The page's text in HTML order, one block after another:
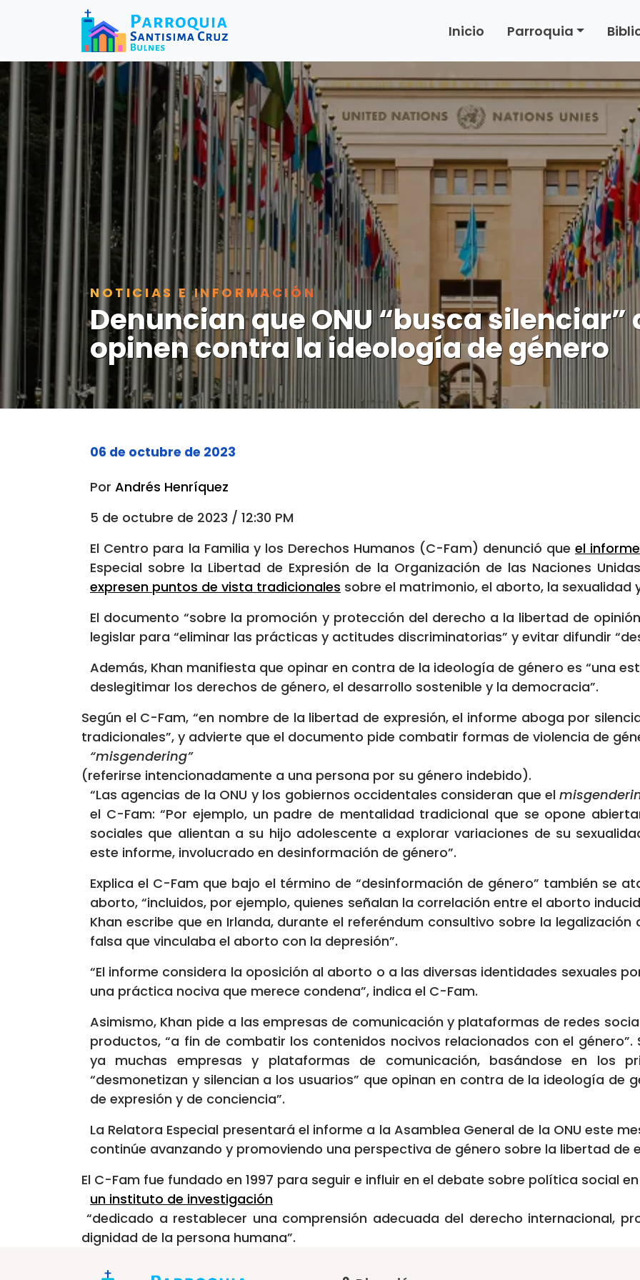
Inicio Parroquia
NOTICIAS E INFORMACIÓN
Denuncian que ONU “busca silenciar”
opinen contra la ideología de género
06 de octubre de 2023
Por Andrés Henríquez
5 de octubre de 2023 / 12:30 PM
El Centro para la Familia y los Derechos Humanos (C-Fam) denunció que el informe
Especial sobre la Libertad de Expresión de la Organización de las Naciones Unidas
expresen puntos de vista tradicionales sobre el matrimonio, el aborto, la sexualidad
El documento “sobre la promoción y protección del derecho a la libertad de opinión
legislar para “eliminar las prácticas y actitudes discriminatorias” y evitar difundir
Además, Khan manifiesta que opinar en contra de la ideología de género es “una
deslegitimar los derechos de género, el desarrollo sostenible y la democracia”.
Según el C-Fam, “en nombre de la libertad de expresión, el informe aboga por
tradicionales”, y advierte que el documento pide combatir formas de violencia de
“misgendering”
(referirse intencionadamente a una persona por su género indebido).
“Las agencias de la ONU y los gobiernos occidentales consideran que el
el C-Fam: “Por ejemplo, un padre de mentalidad tradicional que se opone
sociales que alientan a su hijo adolescente a explorar variaciones de su
este informe, involucrado en desinformación de género”.
Explica el C-Fam que bajo el término de “desinformación de género” también se
aborto, “incluidos, por ejemplo, quienes señalan la correlación entre el aborto
Khan escribe que en Irlanda, durante el referéndum consultivo sobre la legalización
falsa que vinculaba el aborto con la depresión”.
“El informe considera la oposición al aborto o a las diversas identidades sexuales
una práctica nociva que merece condena”, indica el C-Fam.
Asimismo, Khan pide a las empresas de comunicación y plataformas de redes
productos, “a fin de combatir los contenidos nocivos relacionados con el género”.
ya muchas empresas y plataformas de comunicación, basándose en los
“desmonetizan y silencian a los usuarios” que opinan en contra de la ideología de
de expresión y de conciencia”.
La Relatora Especial presentará el informe a la Asamblea General de la ONU este
continúe avanzando y promoviendo una perspectiva de género sobre la libertad de
El C-Fam fue fundado en 1997 para seguir e influir en el debate sobre política social en
un instituto de investigación
“dedicado a restablecer una comprensión adecuada del derecho internacional,
dignidad de la persona humana”.